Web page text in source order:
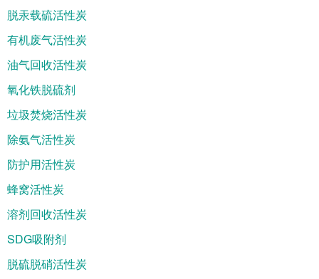
脱汞载硫活性炭
有机废气活性炭
油气回收活性炭
氧化铁脱硫剂
垃圾焚烧活性炭
除氨气活性炭
防护用活性炭
蜂窝活性炭
溶剂回收活性炭
SDG吸附剂
脱硫脱硝活性炭